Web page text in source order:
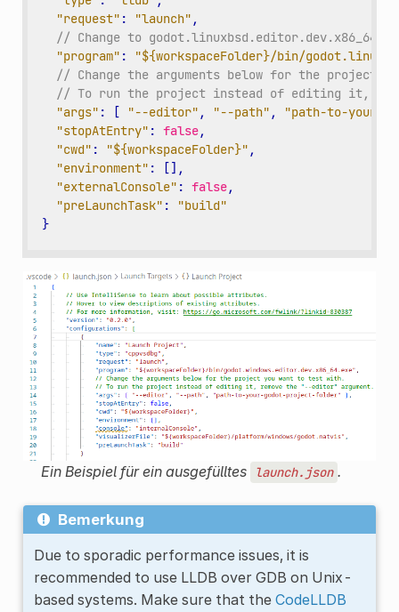
"request" : "launch" ,
// Change to
"program" :
"${workspaceFolder}/bin/
// Change the arguments below for the project
// To run the project instead of editing it,
"args" : [ "--editor" , "--path" ,
"path-to-your-
"stopAtEntry" : false,
"cwd" : "${workspaceFolder}" ,
"environment" :
[],
"externalConsole" : false,
"preLaunchTask" :
"build"
}
Ein Beispiel für ein ausgefülltes launch.json .
Bemerkung
Due to sporadic performance issues, it is
recommended to use LLDB over GDB on Unix-
based systems. Make sure that the CodeLLDB